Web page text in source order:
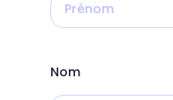
Nom